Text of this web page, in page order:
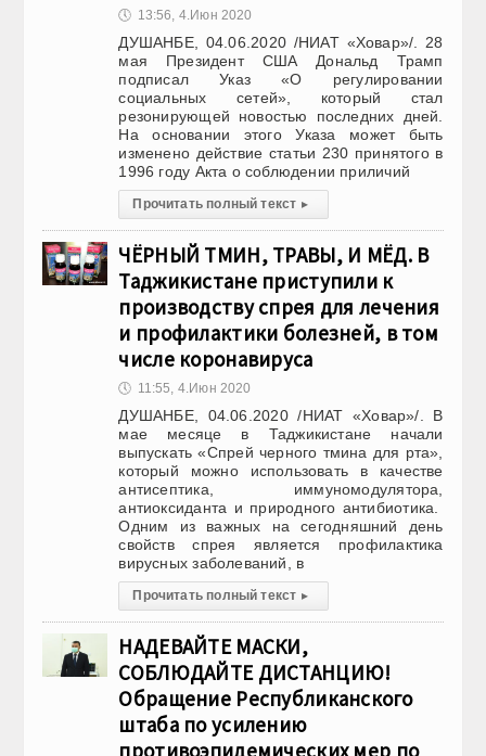
🕔 13:56, 4.Июн 2020
ДУШАНБЕ, 04.06.2020 /НИАТ «Ховар»/. 28
мая Президент США Дональд Трамп
подписал Указ «О регулировании
социальных сетей», который стал
резонирующей новостью последних дней.
На основании этого Указа может быть
изменено действие статьи 230 принятого в
1996 году Акта о соблюдении приличий
Прочитать полный текст ▸
ЧЁРНЫЙ ТМИН, ТРАВЫ, И МЁД. В
Таджикистане приступили к
производству спрея для лечения
и профилактики болезней, в том
числе коронавируса
🕔 11:55, 4.Июн 2020
ДУШАНБЕ, 04.06.2020 /НИАТ «Ховар»/. В
мае месяце в Таджикистане начали
выпускать «Спрей черного тмина для рта»,
который можно использовать в качестве
антисептика, иммуномодулятора,
антиоксиданта и природного антибиотика.
Одним из важных на сегодняшний день
свойств спрея является профилактика
вирусных заболеваний, в
Прочитать полный текст ▸
НАДЕВАЙТЕ МАСКИ,
СОБЛЮДАЙТЕ ДИСТАНЦИЮ!
Обращение Республиканского
штаба по усилению
противоэпидемических мер по